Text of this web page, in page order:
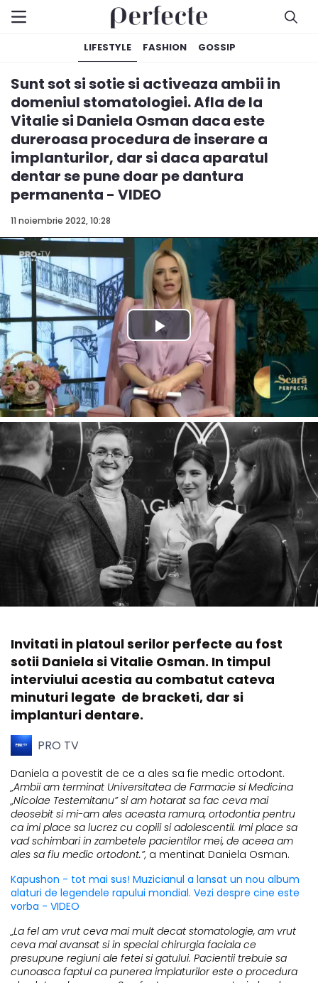
LIFESTYLE FASHION GOSSIP
11 noiembrie 2022, 10:28
Sunt sot si sotie si activeaza ambii in
domeniul stomatologiei. Afla de la
Vitalie si Daniela Osman daca este
dureroasa procedura de inserare a
implanturilor, dar si daca aparatul
dentar se pune doar pe dantura
permanenta - VIDEO
Invitati in platoul serilor perfecte au fost
sotii Daniela si Vitalie Osman. In timpul
interviului acestia au combatut cateva
minuturi legate de bracketi, dar si
implanturi dentare.
PRO TV
Daniela a povestit de ce a ales sa fie medic ortodont.
„Ambii am terminat Universitatea de Farmacie si Medicina
„Nicolae Testemitanu” si am hotarat sa fac ceva mai
deosebit si mi-am ales aceasta ramura, ortodontia pentru
ca imi place sa lucrez cu copiii si adolescentii. Imi place sa
vad schimbari in zambetele pacientilor mei, de aceea am
ales sa fiu medic ortodont.”, a mentinat Daniela Osman.
Kapushon - tot mai sus! Muzicianul a lansat un nou album
alaturi de legendele rapului mondial. Vezi despre cine este
vorba - VIDEO
„La fel am vrut ceva mai mult decat stomatologie, am vrut
ceva mai avansat si in special chirurgia faciala ce
presupune regiuni ale fetei si gatului. Pacientii trebuie sa
cunoasca faptul ca punerea implaturilor este o procedura